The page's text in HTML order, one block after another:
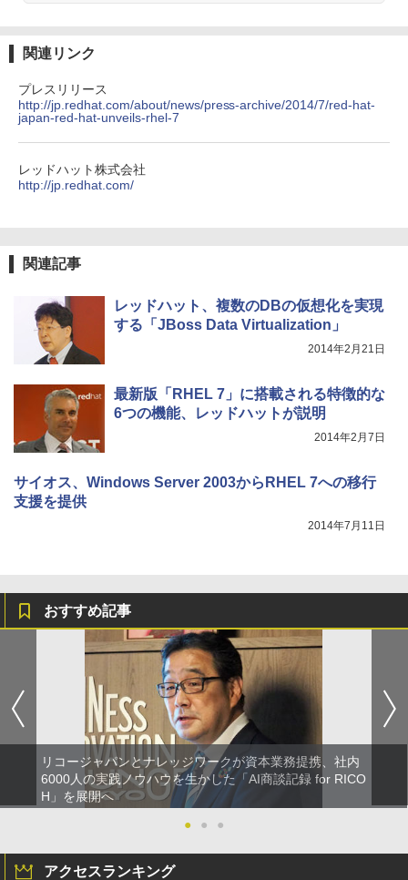
関連リンク
プレスリリース
http://jp.redhat.com/about/news/press-archive/2014/7/red-hat-
japan-red-hat-unveils-rhel-7
レッドハット株式会社
http://jp.redhat.com/
関連記事
レッドハット、複数のDBの仮想化を実現
する「JBoss Data Virtualization」
2014年2月21日
最新版「RHEL 7」に搭載される特徴的な
6つの機能、レッドハットが説明
2014年2月7日
サイオス、Windows Server 2003からRHEL 7への移行
支援を提供
2014年7月11日
おすすめ記事
リコージャパンとナレッジワークが資本業務提携、社内
6000人の実践ノウハウを生かした「AI商談記録 for RICO
H」を展開へ
●
● ●
アクセスランキング